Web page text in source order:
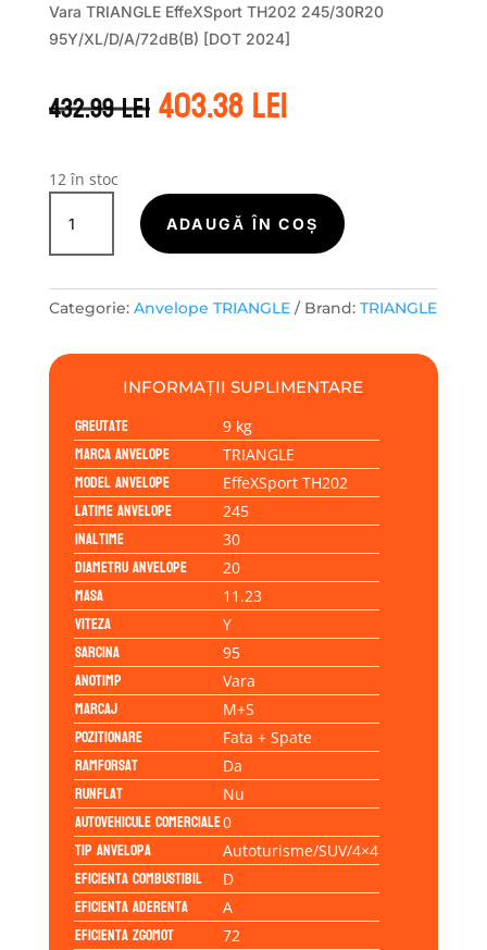
Vara TRIANGLE EffeXSport TH202 245/30R20
95Y/XL/D/A/72dB(B) [DOT 2024]
432.99leiPrețul
inițial
432.99 lei.
403.38leiPrețul
curent
12 în stoc
Cantitate
TRIANGLE
EFFEXSPORT
245/30R20
ADAUGĂ ÎN COȘ
Categorie: Anvelope TRIANGLE Brand: TRIANGLE
INFORMAȚII SUPLIMENTARE
Greutate 9 kg
Marca anvelope TRIANGLE
Model anvelope EffeXSport TH202
Latime anvelope 245
Inaltime 30
Diametru anvelope 20
Masa 11.23
Viteza Y
Sarcina 95
Anotimp Vara
Marcaj M+S
Pozitionare Fata + Spate
Ramforsat Da
Runflat Nu
Autovehicule comerciale0
Tip anvelopa Autoturisme/SUV/4×4
Eficienta Combustibil D
Eficienta Aderenta A
Eficienta Zgomot 72